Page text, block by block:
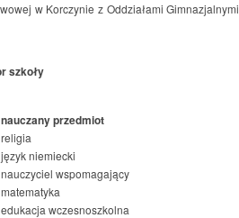
w Korczynie z Oddziałami Gimnazjalnymi
szkoły
nauczany przedmiot
religia
język niemiecki
nauczyciel wspomagający
matematyka
edukacja wczesnoszkolna